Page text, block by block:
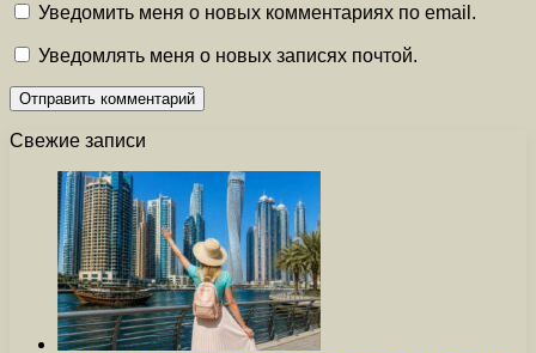
Уведомить меня о новых комментариях по email.
Уведомлять меня о новых записях почтой.
Свежие записи